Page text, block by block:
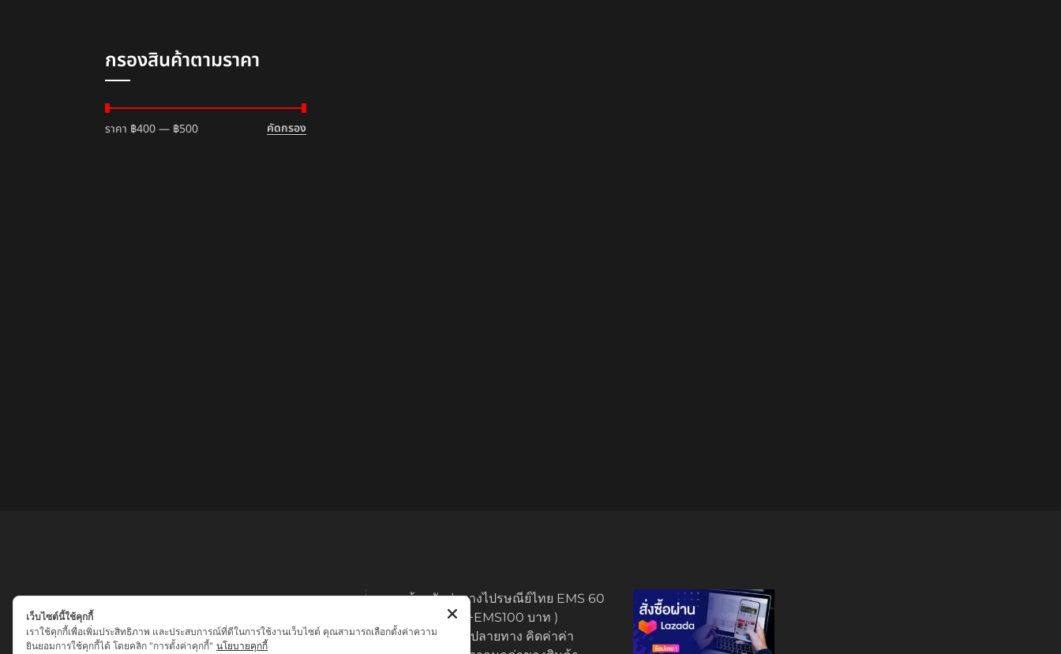
กรองสินค้าตามราคา
คัดกรอง
ราคา ฿400— ฿500
ทางร้านจัดส่งทางไปรษณีย์ไทย EMS 60
บาท (พระบูชา +EMS100 บาท )
มีบริการเก็บเงินปลายทาง คิดค่าค่า
เว็บไซต์นี้ใช้คุกกี้
เราใช้คุกกี้เพื่อเพิ่มประสิทธิภาพ และประสบการณ์ที่ดีในการใช้งานเว็บไซต์ คุณสามารถเลือกตั้งค่าความ
ยินยอมการใช้คุกกี้ได้ โดยคลิก "การตั้งค่าคุกกี้" นโยบายคุกกี้